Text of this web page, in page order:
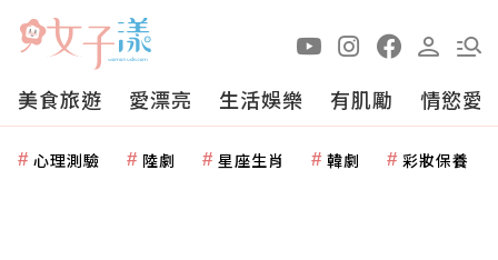
美食旅遊 愛漂亮 生活娛樂 有肌勵 情慾愛
心理測驗 陸劇 星座生肖 韓劇 彩妝保養